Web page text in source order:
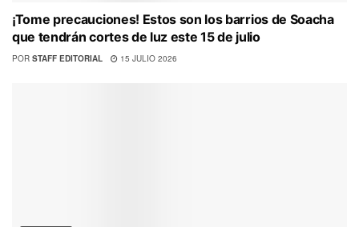
¡Tome precauciones! Estos son los barrios de Soacha
que tendrán cortes de luz este 15 de julio
POR STAFF EDITORIAL 15 JULIO 2026